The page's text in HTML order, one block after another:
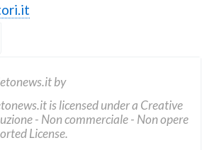
by
is licensed under a Creative
- Non commerciale - Non opere
License.